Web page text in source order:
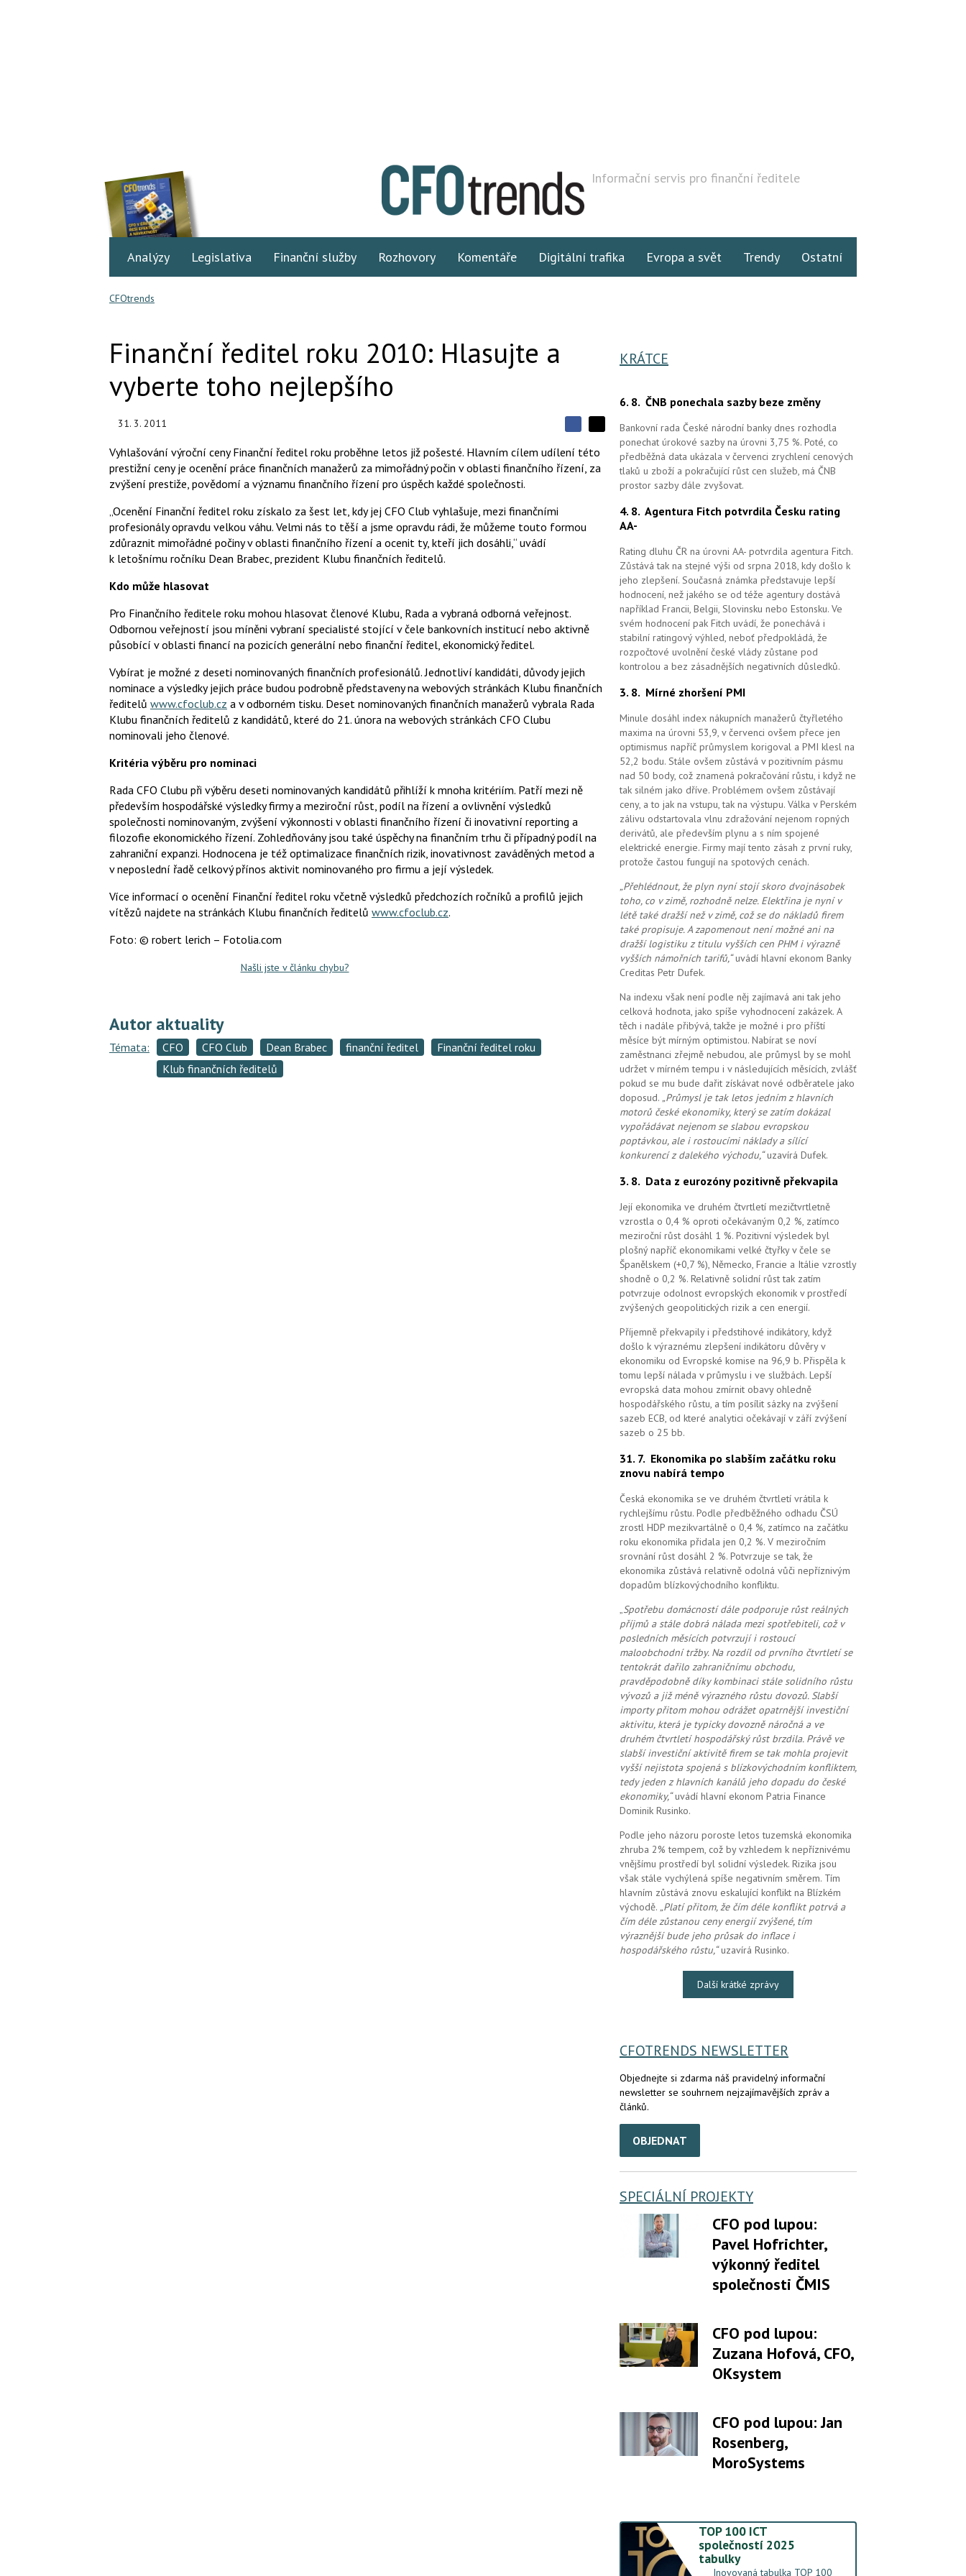
Informační servis pro finanční ředitele
Analýzy Legislativa Finanční služby Rozhovory Komentáře Digitální trafika Evropa a svět Trendy Ostatní
CFOtrends
Finanční ředitel roku 2010: Hlasujte a
vyberte toho nejlepšího
31. 3. 2011
S
d
í
t
S
í
l
a
u
í
l
Vyhlašování výroční ceny Finanční ředitel roku proběhne letos již pošesté. Hlavním cílem udílení této
prestižní ceny je ocenění práce finančních manažerů za mimořádný počin v oblasti finančního řízení, za
zvýšení prestiže, povědomí a významu finančního řízení pro úspěch každé společnosti.
„Ocenění Finanční ředitel roku získalo za šest let, kdy jej CFO Club vyhlašuje, mezi finančními
profesionály opravdu velkou váhu. Velmi nás to těší a jsme opravdu rádi, že můžeme touto formou
zdůraznit mimořádné počiny v oblasti finančního řízení a ocenit ty, kteří jich dosáhli,“ uvádí
k letošnímu ročníku Dean Brabec, prezident Klubu finančních ředitelů.
Kdo může hlasovat
Pro Finančního ředitele roku mohou hlasovat členové Klubu, Rada a vybraná odborná veřejnost.
Odbornou veřejností jsou míněni vybraní specialisté stojící v čele bankovních institucí nebo aktivně
působící v oblasti financí na pozicích generální nebo finanční ředitel, ekonomický ředitel.
Vybírat je možné z deseti nominovaných finančních profesionálů. Jednotliví kandidáti, důvody jejich
nominace a výsledky jejich práce budou podrobně představeny na webových stránkách Klubu finančních
ředitelů www.cfoclub.cz a v odborném tisku. Deset nominovaných finančních manažerů vybrala Rada
Klubu finančních ředitelů z kandidátů, které do 21. února na webových stránkách CFO Clubu
nominovali jeho členové.
Kritéria výběru pro nominaci
Rada CFO Clubu při výběru deseti nominovaných kandidátů přihlíží k mnoha kritériím. Patří mezi ně
především hospodářské výsledky firmy a meziroční růst, podíl na řízení a ovlivnění výsledků
společnosti nominovaným, zvýšení výkonnosti v oblasti finančního řízení či inovativní reporting a
filozofie ekonomického řízení. Zohledňovány jsou také úspěchy na finančním trhu či případný podíl na
zahraniční expanzi. Hodnocena je též optimalizace finančních rizik, inovativnost zaváděných metod a
v neposlední řadě celkový přínos aktivit nominovaného pro firmu a její výsledek.
Více informací o ocenění Finanční ředitel roku včetně výsledků předchozích ročníků a profilů jejich
vítězů najdete na stránkách Klubu finančních ředitelů www.cfoclub.cz.
Foto: © robert lerich – Fotolia.com
Našli jste v článku chybu?
Autor aktuality
Témata: CFO CFO Club Dean Brabec finanční ředitel
Finanční ředitel roku
Klub finančních ředitelů
KRÁTCE
6. 8. ČNB ponechala sazby beze změny
Bankovní rada České národní banky dnes rozhodla
ponechat úrokové sazby na úrovni 3,75 %. Poté, co
předběžná data ukázala v červenci zrychlení cenových
tlaků u zboží a pokračující růst cen služeb, má ČNB
prostor sazby dále zvyšovat.
4. 8. Agentura Fitch potvrdila Česku rating
AA-
Rating dluhu ČR na úrovni AA- potvrdila agentura Fitch.
Zůstává tak na stejné výši od srpna 2018, kdy došlo k
jeho zlepšení. Současná známka představuje lepší
hodnocení, než jakého se od téže agentury dostává
například Francii, Belgii, Slovinsku nebo Estonsku. Ve
svém hodnocení pak Fitch uvádí, že ponechává i
stabilní ratingový výhled, neboť předpokládá, že
rozpočtové uvolnění české vlády zůstane pod
kontrolou a bez zásadnějších negativních důsledků.
3. 8. Mírné zhoršení PMI
Minule dosáhl index nákupních manažerů čtyřletého
maxima na úrovni 53,9, v červenci ovšem přece jen
optimismus napříč průmyslem korigoval a PMI klesl na
52,2 bodu. Stále ovšem zůstává v pozitivním pásmu
nad 50 body, což znamená pokračování růstu, i když ne
tak silném jako dříve. Problémem ovšem zůstávají
ceny, a to jak na vstupu, tak na výstupu. Válka v Perském
zálivu odstartovala vlnu zdražování nejenom ropných
derivátů, ale především plynu a s ním spojené
elektrické energie. Firmy mají tento zásah z první ruky,
protože častou fungují na spotových cenách.
„Přehlédnout, že plyn nyní stojí skoro dvojnásobek
toho, co v zimě, rozhodně nelze. Elektřina je nyní v
létě také dražší než v zimě, což se do nákladů firem
také propisuje. A zapomenout není možnéani na
dražší logistiku z titulu vyšších cen PHM i výrazně
vyšších námořních tarifů,“uvádí hlavní ekonom Banky
Creditas Petr Dufek.
Na indexu však není podle něj zajímavá ani tak jeho
celková hodnota, jako spíše vyhodnocení zakázek. A
těch i nadále přibývá, takže je možné i pro příští
měsíce být mírným optimistou. Nabírat se noví
zaměstnanci zřejmě nebudou, ale průmysl by se mohl
udržet v mírném tempu i v následujících měsících, zvlášť
pokud se mu bude dařit získávat nové odběratele jako
doposud. „Průmysl je tak letos jedním z hlavních
motorů české ekonomiky, který se zatím dokázal
vypořádávat nejenom se slabou evropskou
poptávkou, ale i rostoucími náklady a sílící
konkurencí z dalekého východu,“uzavírá Dufek.
3. 8. Data z eurozóny pozitivně překvapila
Její ekonomika ve druhém čtvrtletí mezičtvrtletně
vzrostla o 0,4 % oproti očekávaným 0,2 %, zatímco
meziroční růst dosáhl 1 %. Pozitivní výsledek byl
plošný napříč ekonomikami velké čtyřky v čele se
Španělskem (+0,7 %), Německo, Francie a Itálie vzrostly
shodně o 0,2 %. Relativně solidní růst tak zatím
potvrzuje odolnost evropských ekonomik v prostředí
zvýšených geopolitických rizik a cen energií.
Příjemně překvapily i předstihové indikátory, když
došlo k výraznému zlepšení indikátoru důvěry v
ekonomiku od Evropské komise na 96,9 b. Přispěla k
tomu lepší nálada v průmyslu i ve službách. Lepší
evropská data mohou zmírnit obavy ohledně
hospodářského růstu, a tím posílit sázky na zvýšení
sazeb ECB, od které analytici očekávají v září zvýšení
sazeb o 25 bb.
31. 7. Ekonomika po slabším začátku roku
znovu nabírá tempo
Česká ekonomika se ve druhém čtvrtletí vrátila k
rychlejšímu růstu. Podle předběžného odhadu ČSÚ
zrostl HDP mezikvartálně o 0,4 %, zatímco na začátku
roku ekonomika přidala jen 0,2 %. V meziročním
srovnání růst dosáhl 2 %. Potvrzuje se tak, že
ekonomika zůstává relativně odolná vůči nepříznivým
dopadům blízkovýchodního konfliktu.
„Spotřebu domácností dále podporuje růst reálných
příjmů a stále dobrá nálada mezi spotřebiteli, což v
posledních měsících potvrzují i rostoucí
maloobchodní tržby. Na rozdíl od prvního čtvrtletí se
tentokrát dařilo zahraničnímu obchodu,
pravděpodobně díky kombinaci stále solidního růstu
vývozů a již méně výrazného růstu dovozů. Slabší
importy přitom mohou odrážet opatrnější investiční
aktivitu, která je typicky dovozně náročná a ve
druhém čtvrtletí hospodářský růst brzdila. Právě ve
slabší investiční aktivitě firem se tak mohla projevit
vyšší nejistota spojená s blízkovýchodním konfliktem,
tedy jeden z hlavních kanálů jeho dopadu do české
ekonomiky,“uvádí hlavní ekonom Patria Finance
Dominik Rusinko.
Podle jeho názoru poroste letos tuzemská ekonomika
zhruba 2% tempem, což by vzhledem k nepříznivému
vnějšímu prostředí byl solidní výsledek. Rizika jsou
však stále vychýlená spíše negativním směrem. Tím
hlavním zůstává znovu eskalující konflikt na Blízkém
východě. „Platí přitom, že čím déle konflikt potrvá a
čím déle zůstanou ceny energií zvýšené, tím
výraznější bude jeho průsak do inflace i
hospodářského růstu,“uzavírá Rusinko.
Další krátké zprávy
CFOTRENDS NEWSLETTER
Objednejte si zdarma náš pravidelný informační
newsletter se souhrnem nejzajímavějších zpráv a
článků.
OBJEDNAT
SPECIÁLNÍ PROJEKTY
CFO pod lupou:
Pavel Hofrichter,
výkonný ředitel
společnosti ČMIS
CFO pod lupou:
Zuzana Hofová, CFO,
OKsystem
CFO pod lupou: Jan
Rosenberg,
MoroSystems
TOP 100 ICT
společností 2025
tabulky
Inovovaná tabulka TOP 100